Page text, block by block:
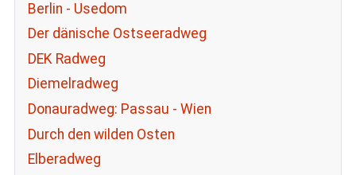
Berlin - Usedom
Der dänische Ostseeradweg
DEK Radweg
Diemelradweg
Donauradweg: Passau - Wien
Durch den wilden Osten
Elberadweg